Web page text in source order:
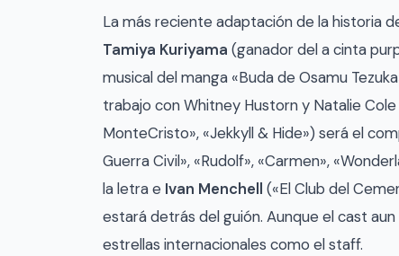
La más reciente adaptación de la historia
Tamiya Kuriyama (ganador del a cinta
musical del manga «Buda de Osamu
trabajo con Whitney Hustorn y Natalie
MonteCristo», «Jekkyll & Hide») será el
Guerra Civil», «Rudolf», «Carmen»,
la letra e Ivan Menchell («El Club del
estará detrás del guión. Aunque el cast
estrellas internacionales como el staff.